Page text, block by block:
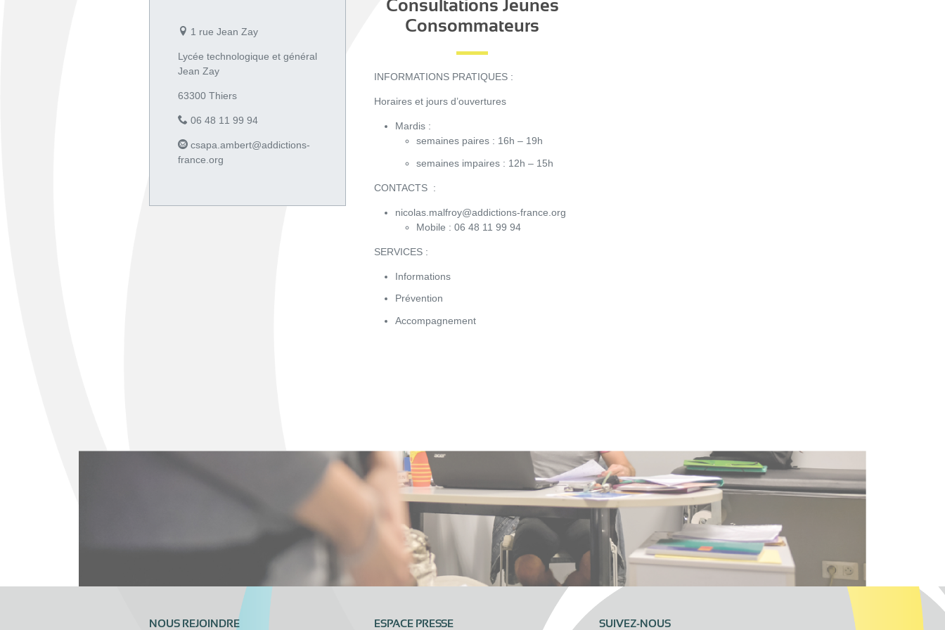
1 rue Jean Zay
Lycée technologique et général
Jean Zay
63300 Thiers
06 48 11 99 94
csapa.ambert@addictions-
france.org
Consultations Jeunes
Consommateurs
INFORMATIONS PRATIQUES :
Horaires et jours d’ouvertures
Mardis :
semaines paires : 16h – 19h
semaines impaires : 12h – 15h
CONTACTS :
nicolas.malfroy@addictions-france.org
Mobile : 06 48 11 99 94
SERVICES :
Informations
Prévention
Accompagnement
NOUS REJOINDRE ESPACE PRESSE SUIVEZ-NOUS